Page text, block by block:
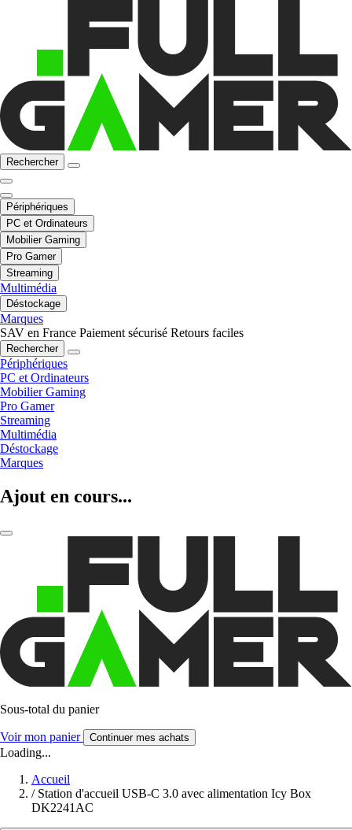
Rechercher
Périphériques
PC et Ordinateurs
Mobilier Gaming
Pro Gamer
Streaming
Multimédia
Déstockage
Marques
SAV en France Paiement sécurisé Retours faciles
Rechercher
Périphériques
PC et Ordinateurs
Mobilier Gaming
Pro Gamer
Streaming
Multimédia
Déstockage
Marques
Ajout en cours...
Sous-total du panier
Voir mon panier Continuer mes achats
Loading...
Accueil
/ Station d'accueil USB-C 3.0 avec alimentation Icy Box
DK2241AC